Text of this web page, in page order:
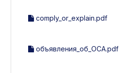
comply_or_explain.pdf
объявления_об_ОСА.pdf